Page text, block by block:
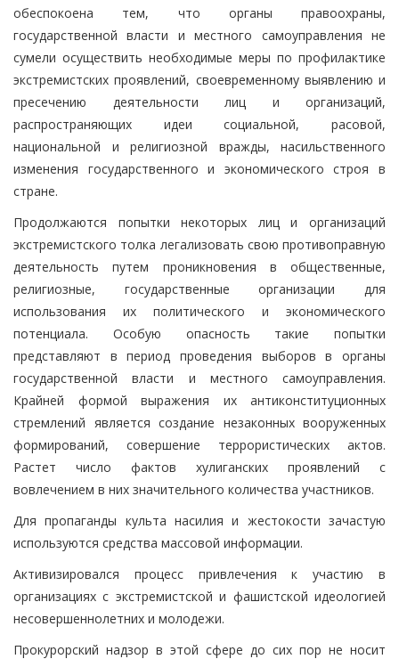
обеспокоена тем, что органы правоохраны,
государственной власти и местного самоуправления не
сумели осуществить необходимые меры по профилактике
экстремистских проявлений, своевременному выявлению и
пресечению деятельности лиц и организаций,
распространяющих идеи социальной, расовой,
национальной и религиозной вражды, насильственного
изменения государственного и экономического строя в
стране.
Продолжаются попытки некоторых лиц и организаций
экстремистского толка легализовать свою противоправную
деятельность путем проникновения в общественные,
религиозные, государственные организации для
использования их политического и экономического
потенциала. Особую опасность такие попытки
представляют в период проведения выборов в органы
государственной власти и местного самоуправления.
Крайней формой выражения их антиконституционных
стремлений является создание незаконных вооруженных
формирований, совершение террористических актов.
Растет число фактов хулиганских проявлений с
вовлечением в них значительного количества участников.
Для пропаганды культа насилия и жестокости зачастую
используются средства массовой информации.
Активизировался процесс привлечения к участию в
организациях с экстремистской и фашистской идеологией
несовершеннолетних и молодежи.
Прокурорский надзор в этой сфере до сих пор не носит